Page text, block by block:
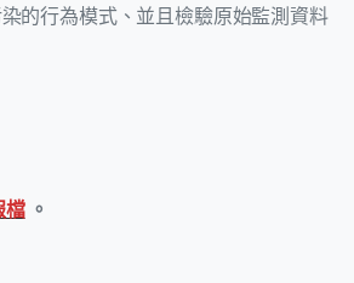
的行為模式、並且檢驗原始監測資料
檔 。